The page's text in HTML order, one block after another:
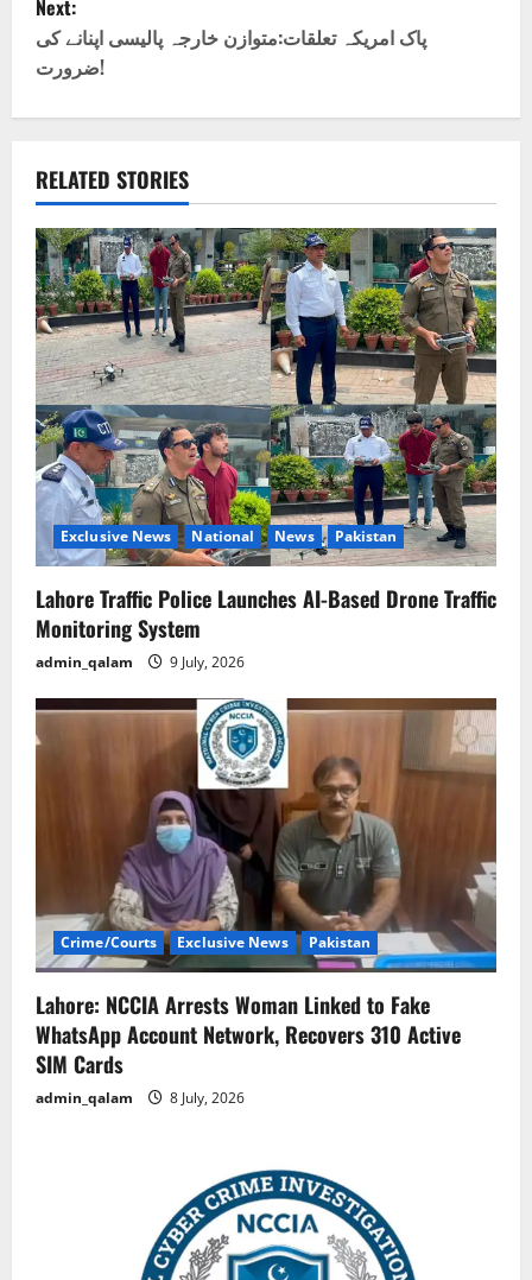
t
n
v
i
g
a
t
i
o
n
Next:
پاک امریکہ تعلقات:متوازن خارجہ پالیسی اپنانے کی
ضرورت!
RELATED STORIES
Exclusive News National News Pakistan
Lahore Traffic Police Launches AI-Based Drone Traffic
Monitoring System
admin_qalam 9 July, 2026
Crime/Courts Exclusive News Pakistan
Lahore: NCCIA Arrests Woman Linked to Fake
WhatsApp Account Network, Recovers 310 Active
SIM Cards
admin_qalam 8 July, 2026